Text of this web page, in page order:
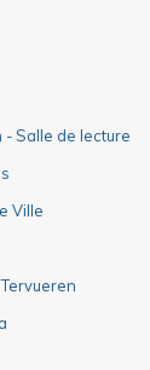
Salle de lecture
Ville